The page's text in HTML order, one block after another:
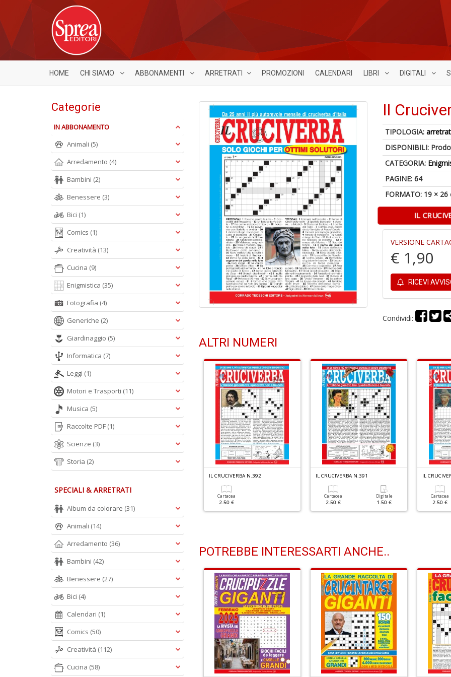
HOME CHI SIAMO ABBONAMENTI ARRETRATI PROMOZIONI CALENDARI LIBRI DIGITALI
Il
TIPOLOGIA:
DISPONIBILI:
CATEGORIA:
PAGINE: 64
FORMATO: 19 × 26
IL
VERSIONE
€ 1,90
RICEVI
Condividi:
ALTRI NUMERI
IL CRUCIVERBA N.392
Cartacea
2.50 €
IL CRUCIVERBA N.391
Cartacea
2.50 €
Digitale
1.50 €
IL
Cartacea
2.50 €
POTREBBE INTERESSARTI ANCHE..
Categorie
IN ABBONAMENTO
Animali (5)
Arredamento (4)
Bambini (2)
Benessere (3)
Bici (1)
Comics (1)
Creatività (13)
Cucina (9)
Enigmistica (35)
Fotografia (4)
Generiche (2)
Giardinaggio (5)
Informatica (7)
Leggi (1)
Motori e Trasporti (11)
Musica (5)
Raccolte PDF (1)
Scienze (3)
Storia (2)
SPECIALI & ARRETRATI
Album da colorare (31)
Animali (14)
Arredamento (36)
Bambini (42)
Benessere (27)
Bici (4)
Calendari (1)
Comics (50)
Creatività (112)
Cucina (58)